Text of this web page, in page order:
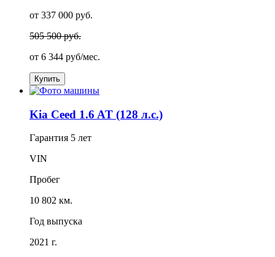
от 337 000 руб.
505 500 руб.
от 6 344 руб/мес.
Купить
Kia Ceed 1.6 AT (128 л.с.)
Гарантия 5 лет
VIN
Пробег
10 802 км.
Год выпуска
2021 г.